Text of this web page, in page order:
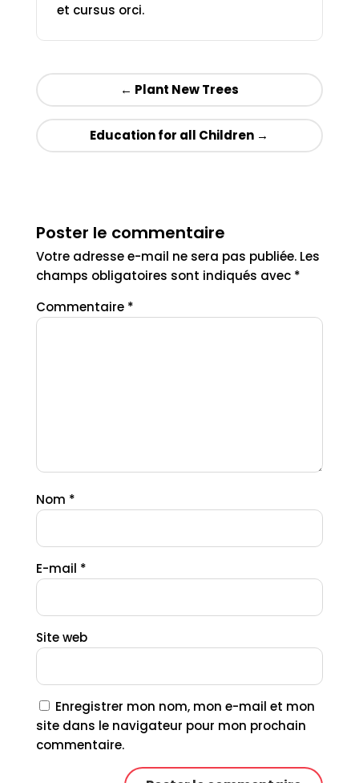
et cursus orci.
← Plant New Trees
Education for all Children →
Poster le commentaire
Votre adresse e-mail ne sera pas publiée. Les
champs obligatoires sont indiqués avec *
Commentaire *
Nom *
E-mail *
Site web
Enregistrer mon nom, mon e-mail et mon
site dans le navigateur pour mon prochain
commentaire.